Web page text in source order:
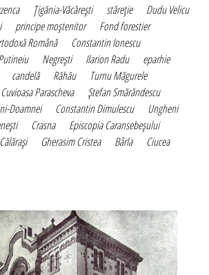
Ţigănia-Văcăreşti stăreţie
Dudu Velicu
principe moştenitor
Fond forestier
Română
Constantin Ionescu
Negreşti Ilarion Radu
eparhie
candelă Răhău
Turnu Măgurele
Cuvioasa Parascheva
Ştefan Smărăndescu
Doamnei Constantin Dimulescu
Ungheni
Crasna
Episcopia Caransebeşului
Gherasim Cristea Bârla
Ciucea